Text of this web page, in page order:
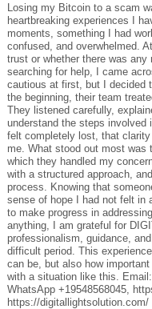
Losing my Bitcoin to a scam
heartbreaking experiences I
moments, something I had
confused, and overwhelmed.
trust or whether there was
searching for help, I came
cautious at first, but I decided
the beginning, their team
They listened carefully,
understand the steps involved
felt completely lost, that
me. What stood out most was
which they handled my
with a structured approach,
process. Knowing that
sense of hope I had not felt in
to make progress in
anything, I am grateful for
professionalism, guidance,
difficult period. This
can be, but also how
with a situation like this.
WhatsApp +19548568045,
https://digitallightsolution.com/